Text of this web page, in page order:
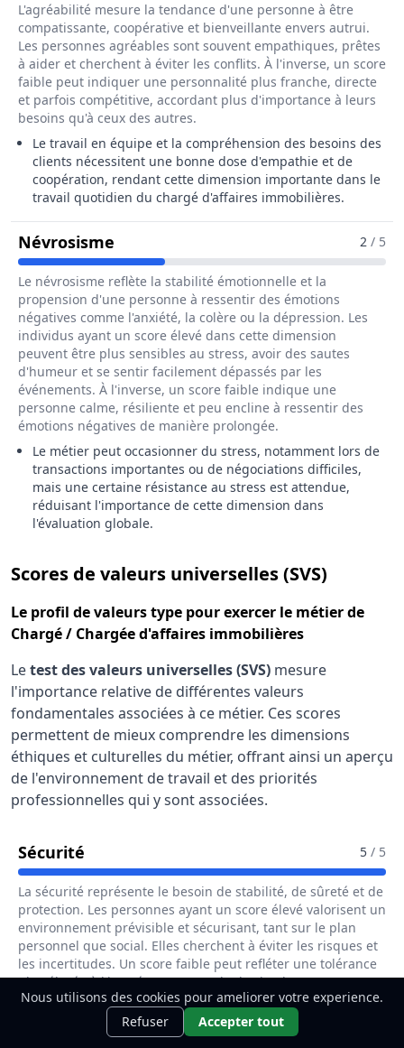
L'agréabilité mesure la tendance d'une personne à être
compatissante, coopérative et bienveillante envers autrui.
Les personnes agréables sont souvent empathiques, prêtes
à aider et cherchent à éviter les conflits. À l'inverse, un score
faible peut indiquer une personnalité plus franche, directe
et parfois compétitive, accordant plus d'importance à leurs
besoins qu'à ceux des autres.
Le travail en équipe et la compréhension des besoins des
clients nécessitent une bonne dose d'empathie et de
coopération, rendant cette dimension importante dans le
travail quotidien du chargé d'affaires immobilières.
Névrosisme Pour Le Métier De Chargé / 2 / 5
Le névrosisme reflète la stabilité émotionnelle et la
propension d'une personne à ressentir des émotions
négatives comme l'anxiété, la colère ou la dépression. Les
individus ayant un score élevé dans cette dimension
peuvent être plus sensibles au stress, avoir des sautes
d'humeur et se sentir facilement dépassés par les
événements. À l'inverse, un score faible indique une
personne calme, résiliente et peu encline à ressentir des
émotions négatives de manière prolongée.
Le métier peut occasionner du stress, notamment lors de
transactions importantes ou de négociations difficiles,
mais une certaine résistance au stress est attendue,
réduisant l'importance de cette dimension dans
l'évaluation globale.
Scores de valeurs universelles (SVS)
Le profil de valeurs type pour exercer le métier de
Chargé / Chargée d'affaires immobilières
Letest des valeurs universelles (SVS) mesure
l'importance relative de différentes valeurs
fondamentales associées à ce métier. Ces scores
permettent de mieux comprendre les dimensions
éthiques et culturelles du métier, offrant ainsi un aperçu
de l'environnement de travail et des priorités
professionnelles qui y sont associées.
Sécurité Pour Le Métier De Chargé / Chargée
5 / 5
La sécurité représente le besoin de stabilité, de sûreté et de
protection. Les personnes ayant un score élevé valorisent un
environnement prévisible et sécurisant, tant sur le plan
personnel que social. Elles cherchent à éviter les risques et
les incertitudes. Un score faible peut refléter une tolérance
plus élevée à l'imprévu et un mode de vie plus aventureux.
Stabilité de l'emploi et environnement sécurisé sont des
éléments centraux du métier.
Ce métier t'intéresse ?Découvre
comment le devenir.
Nous utilisons des cookies pour ameliorer votre experience.
Refuser
Accepter tout